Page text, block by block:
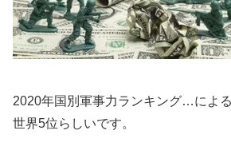
2020年国別軍事力ランキング…によ
世界5位らしいです。